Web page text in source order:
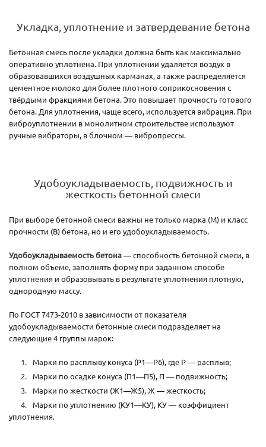
Укладка, уплотнение и затвердевание бетона
Бетонная смесь после укладки должна быть как максимально
оперативно уплотнена. При уплотнении удаляется воздух в
образовавшихся воздушных карманах, а также распределяется
цементное молоко для более плотного соприкосновения с
твёрдыми фракциями бетона. Это повышает прочность готового
бетона. Для уплотнения, чаще всего, используется вибрация. При
виброуплотнении в монолитном строительстве используют
ручные вибраторы, в блочном — вибропрессы.
Удобоукладываемость, подвижность и
жесткость бетонной смеси
При выборе бетонной смеси важны не только марка (М) и класс
прочности (В) бетона, но и его удобоукладываемость.
Удобоукладываемость бетона— способность бетонной смеси, в
полном объеме, заполнять форму при заданном способе
уплотнения и образовывать в результате уплотнения плотную,
однородную массу.
По ГОСТ 7473-2010 в зависимости от показателя
удобоукладываемости бетонные смеси подразделяет на
следующие 4 группы марок:
Марки по расплыву конуса (Р1—Р6), где Р — расплыв;
Марки по осадке конуса (П1—П5), П — подвижность;
Марки по жесткости (Ж1—Ж5), Ж — жесткость;
Марки по уплотнению (КУ1—КУ), КУ — коэффициент
уплотнения.